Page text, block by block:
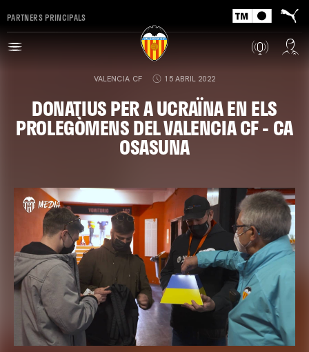
PARTNERS PRINCIPALS
VALENCIA CF 15 ABRIL 2022
DONATIUS PER A UCRAÏNA EN ELS
PROLEGÒMENS DEL VALENCIA CF - CA
OSASUNA